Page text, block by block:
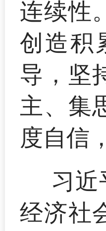
连续性
创造积
导，坚
主、集
度自信
习
经济社